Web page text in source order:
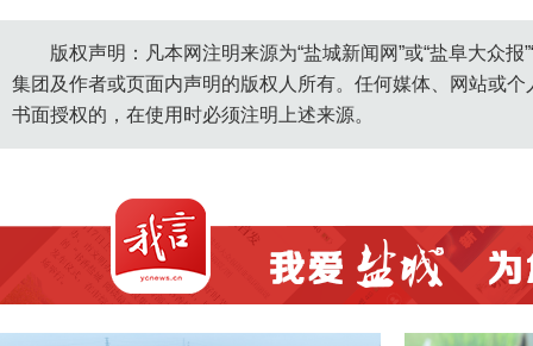
版权声明：凡本网注明来源为“盐城新闻网”或“盐阜大众
集团及作者或页面内声明的版权人所有。任何媒体、网站或
书面授权的，在使用时必须注明上述来源。